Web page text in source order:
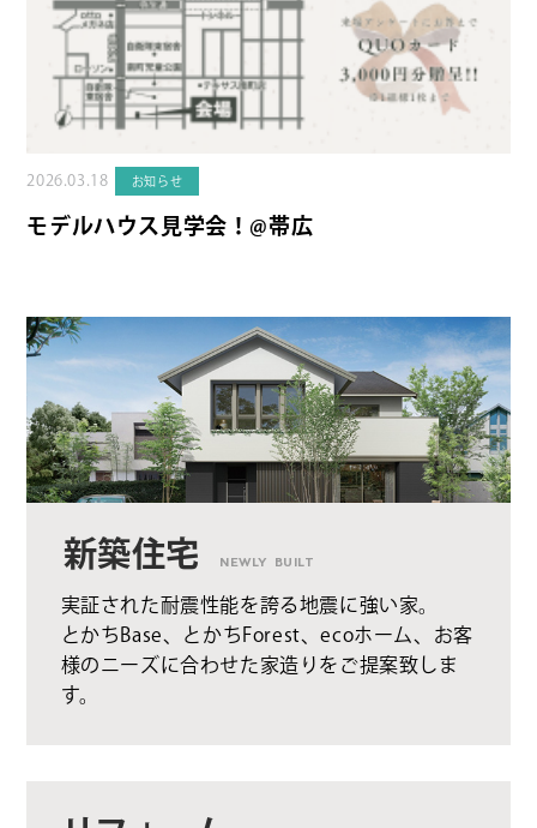
2026.03.18 お知らせ
モデルハウス見学会！@帯広
新築住宅 NEWLY BUILT
実証された耐震性能を誇る地震に強い家。
とかちBase、とかちForest、ecoホーム、お客
様のニーズに合わせた家造りをご提案致しま
す。